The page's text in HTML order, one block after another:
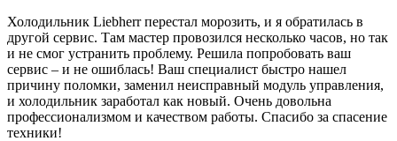
Холодильник Liebherr перестал морозить, и я обратилась в
другой сервис. Там мастер провозился несколько часов, но так
и не смог устранить проблему. Решила попробовать ваш
сервис – и не ошиблась! Ваш специалист быстро нашел
причину поломки, заменил неисправный модуль управления,
и холодильник заработал как новый. Очень довольна
профессионализмом и качеством работы. Спасибо за спасение
техники!